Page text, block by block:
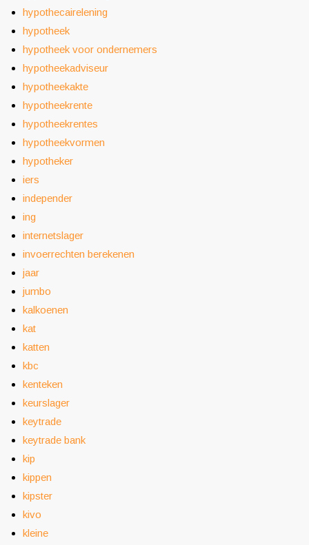
hypothecairelening
hypotheek
hypotheek voor ondernemers
hypotheekadviseur
hypotheekakte
hypotheekrente
hypotheekrentes
hypotheekvormen
hypotheker
iers
independer
ing
internetslager
invoerrechten berekenen
jaar
jumbo
kalkoenen
kat
katten
kbc
kenteken
keurslager
keytrade
keytrade bank
kip
kippen
kipster
kivo
kleine